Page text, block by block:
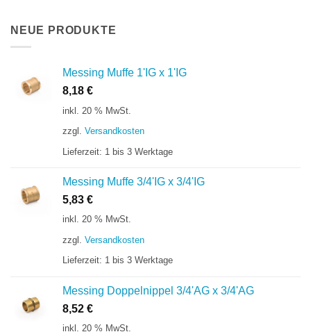
NEUE PRODUKTE
Messing Muffe 1'IG x 1'IG
8,18 €
inkl. 20 % MwSt.
zzgl. Versandkosten
Lieferzeit: 1 bis 3 Werktage
Messing Muffe 3/4'IG x 3/4'IG
5,83 €
inkl. 20 % MwSt.
zzgl. Versandkosten
Lieferzeit: 1 bis 3 Werktage
Messing Doppelnippel 3/4'AG x 3/4'AG
8,52 €
inkl. 20 % MwSt.